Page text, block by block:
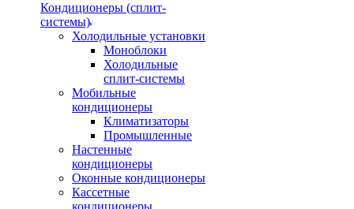
Кондиционеры (сплит-
системы)
Холодильные установки
Моноблоки
Холодильные
сплит-системы
Мобильные
кондиционеры
Климатизаторы
Промышленные
Настенные
кондиционеры
Оконные кондиционеры
Кассетные
кондиционеры